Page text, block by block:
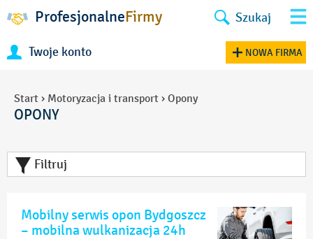
ProfesjonalneFirmy Szukaj
Twoje konto NOWA FIRMA
Start › Motoryzacja i transport › Opony
OPONY
Filtruj
Mobilny serwis opon Bydgoszcz
– mobilna wulkanizacja 24h